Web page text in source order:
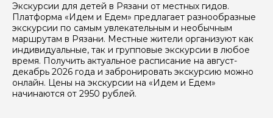
Экскурсии для детей в Рязани от местных гидов.
Платформа «Идем и Едем» предлагает разнообразные
экскурсии по самым увлекательным и необычным
маршрутам в Рязани. Местные жители организуют как
индивидуальные, так и групповые экскурсии в любое
время. Получить актуальное расписание на август-
декабрь 2026 года и забронировать экскурсию можно
онлайн. Цены на экскурсии на «Идем и Едем»
начинаются от 2950 рублей.